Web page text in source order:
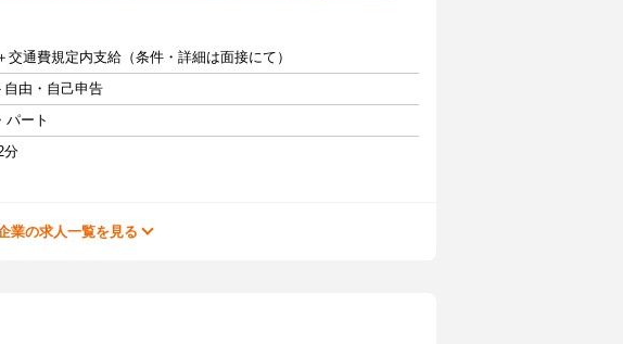
交通費規定内支給（条件・詳細は面接にて）
自由・自己申告
パート
分
業の求人一覧を見る